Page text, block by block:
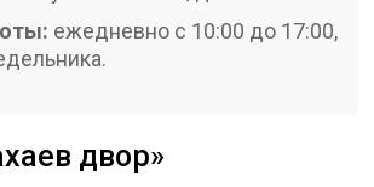
ежедневно с 10:00 до 17:00,
двор»